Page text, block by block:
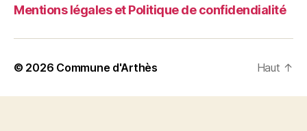
Mentions légales et Politique de confidendialité
© 2026 Commune d'Arthès Haut ↑